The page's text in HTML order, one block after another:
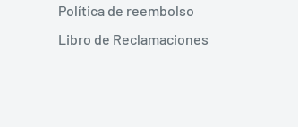
Política de reembolso
Libro de Reclamaciones